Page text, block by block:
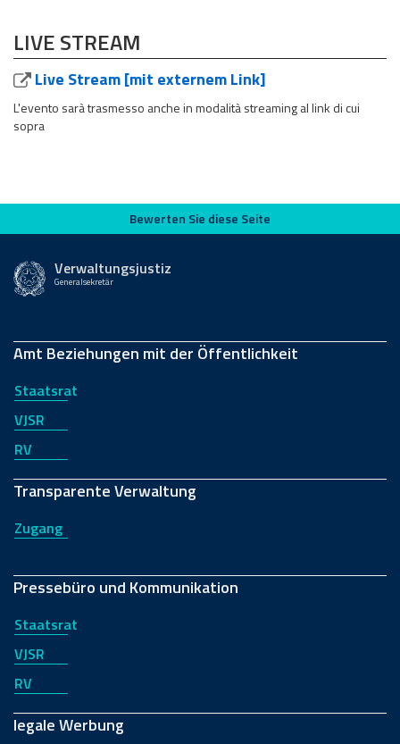
LIVE STREAM
Live Stream [mit externem Link]
L'evento sarà trasmesso anche in modalità streaming al link di cui
sopra
Bewerten Sie diese Seite
Bewerten Sie diese Seite
Verwaltungsjustiz
Generalsekretär
Amt Beziehungen mit der Öffentlichkeit
Staatsrat
VJSR
RV
Transparente Verwaltung
Zugang
Pressebüro und Kommunikation
Staatsrat
VJSR
RV
legale Werbung